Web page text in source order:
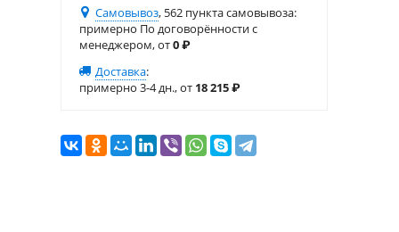
Самовывоз, 562 пункта самовывоза:
примерно По договорённости с
менеджером, от0₽
Доставка:
примерно 3-4 дн., от 18 215₽